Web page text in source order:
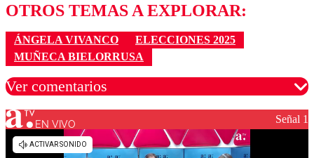
OTROS TEMAS A EXPLORAR:
ÁNGELA VIVANCO
ELECCIONES 2025
MUÑECA BIELORRUSA
Ver comentarios
Los comentarios son moderados para garantizar un
diálogo respetuoso.
EN VIVO Señal 1